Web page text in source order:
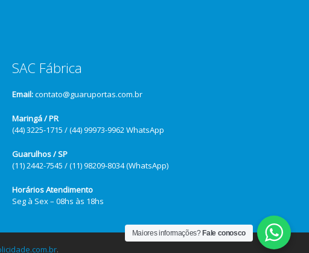
SAC Fábrica
Email:contato@guaruportas.com.br
Maringá / PR
(44) 3225-1715 / (44) 99973-9962 WhatsApp
Guarulhos / SP
(11) 2442-7545 / (11) 98209-8034 (WhatsApp)
Horários Atendimento
Seg à Sex – 08hs às 18hs
.
Maiores informações? Fale conosco